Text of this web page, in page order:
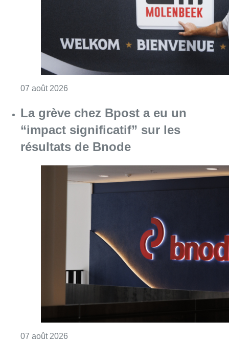
07 août 2026
La grève chez Bpost a eu un
“impact significatif” sur les
résultats de Bnode
07 août 2026